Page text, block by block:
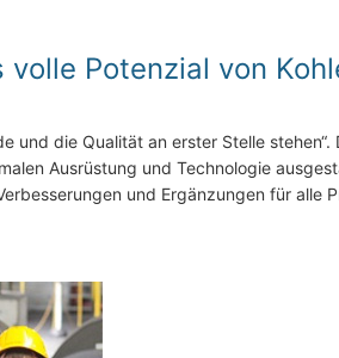
Potenzial von
und die Qualität an erster Stelle
Ausrüstung und Technologie
und Ergänzungen für alle